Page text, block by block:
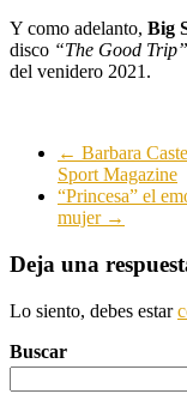
Y como adelanto, Big
disco “The Good Trip”,
del venidero 2021.
← Barbara
Sport Magazine
“Princesa” el
mujer →
Deja una
Lo siento, debes estar
Buscar